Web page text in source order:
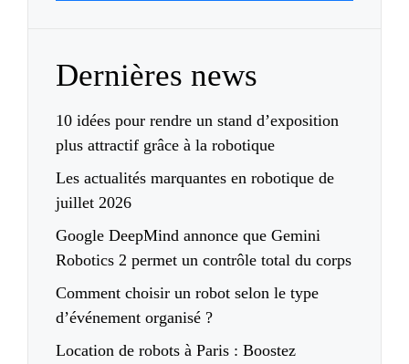
Dernières news
10 idées pour rendre un stand d’exposition
plus attractif grâce à la robotique
Les actualités marquantes en robotique de
juillet 2026
Google DeepMind annonce que Gemini
Robotics 2 permet un contrôle total du corps
Comment choisir un robot selon le type
d’événement organisé ?
Location de robots à Paris : Boostez